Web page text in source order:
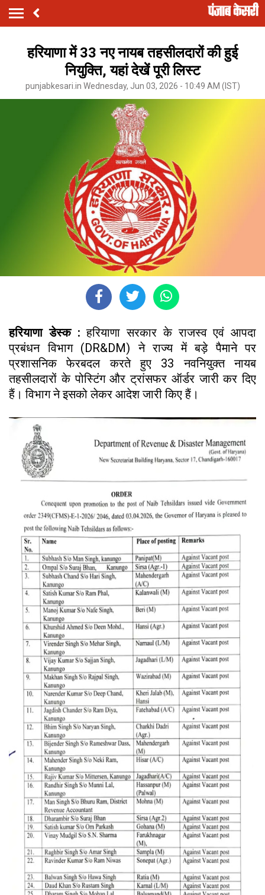
हरियाणा में 33 नए नायब तहसीलदारों की हुई
नियुक्ति, यहां देखें पूरी लिस्ट
punjabkesari.in Wednesday, Jun 03, 2026 - 10:49 AM (IST)
हरियाणा डेस्क : हरियाणा सरकार के राजस्व एवं आपदा
प्रबंधन विभाग (DR&DM) ने राज्य में बड़े पैमाने पर
प्रशासनिक फेरबदल करते हुए 33 नवनियुक्त नायब
तहसीलदारों के पोस्टिंग और ट्रांसफर ऑर्डर जारी कर दिए
हैं। विभाग ने इसको लेकर आदेश जारी किए हैं।